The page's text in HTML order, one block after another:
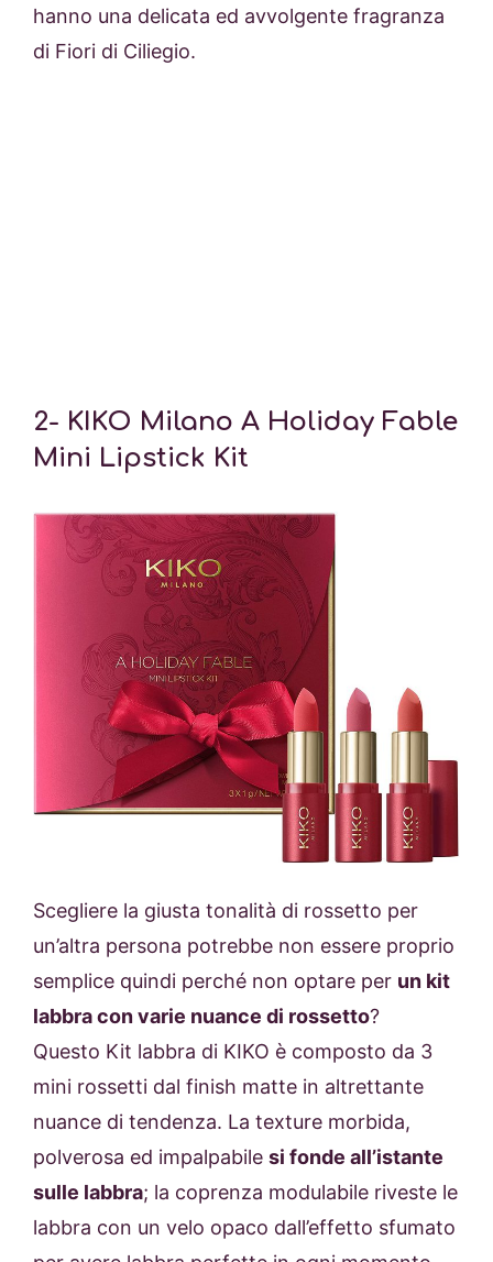
hanno una delicata ed avvolgente fragranza
di Fiori di Ciliegio.
2- KIKO Milano A Holiday Fable
Mini Lipstick Kit
Scegliere la giusta tonalità di rossetto per
un’altra persona potrebbe non essere proprio
semplice quindi perché non optare per un kit
labbra con varie nuance di rossetto?
Questo Kit labbra di KIKO è composto da 3
mini rossetti dal finish matte in altrettante
nuance di tendenza. La texture morbida,
polverosa ed impalpabile si fonde all’istante
sulle labbra; la coprenza modulabile riveste le
labbra con un velo opaco dall’effetto sfumato